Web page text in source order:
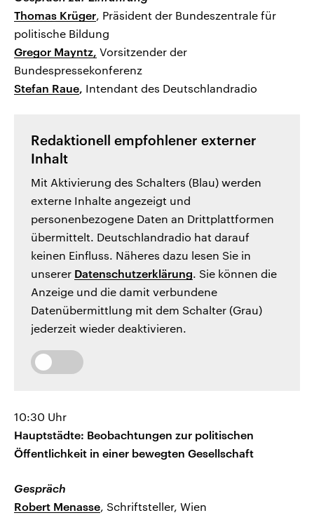
Thomas Krüger, Präsident der Bundeszentrale für
politische Bildung
Gregor Mayntz, Vorsitzender der
Bundespressekonferenz
Stefan Raue, Intendant des Deutschlandradio
Redaktionell empfohlener externer
Inhalt
Mit Aktivierung des Schalters (Blau) werden
externe Inhalte angezeigt und
personenbezogene Daten an Drittplattformen
übermittelt. Deutschlandradio hat darauf
keinen Einfluss. Näheres dazu lesen Sie in
unserer Datenschutzerklärung. Sie können die
Anzeige und die damit verbundene
Datenübermittlung mit dem Schalter (Grau)
jederzeit wieder deaktivieren.
10:30 Uhr
Hauptstädte: Beobachtungen zur politischen
Öffentlichkeit in einer bewegten Gesellschaft
Gespräch
Robert Menasse, Schriftsteller, Wien